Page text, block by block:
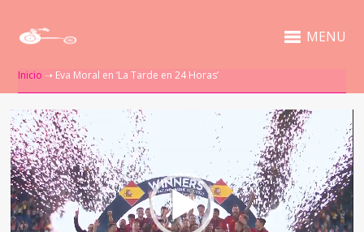
MENU
Inicio ➝ Eva Moral en ‘La Tarde en 24 Horas’
Reproductor
de
vídeo